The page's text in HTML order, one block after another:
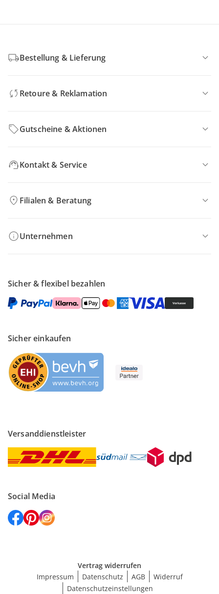
Bestellung & Lieferung
Retoure & Reklamation
Gutscheine & Aktionen
Kontakt & Service
Filialen & Beratung
Unternehmen
Sicher & flexibel bezahlen
Sicher einkaufen
Versanddienstleister
Social Media
Vertrag widerrufen
Impressum
Datenschutz AGB
Widerruf
Datenschutzeinstellungen